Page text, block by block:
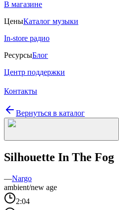
В магазине
ЦеныКаталог музыки
In-store радио
РесурсыБлог
Центр поддержки
Контакты
Вернуться в каталог
Silhouette In The Fog
—Nargo
ambient/new age
2:04